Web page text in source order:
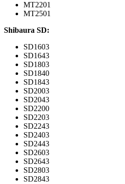
MT2201
MT2501
Shibaura SD:
SD1603
SD1643
SD1803
SD1840
SD1843
SD2003
SD2043
SD2200
SD2203
SD2243
SD2403
SD2443
SD2603
SD2643
SD2803
SD2843